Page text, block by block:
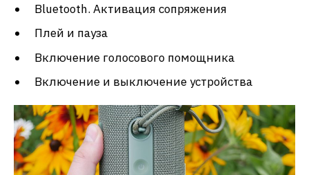
Bluetooth. Активация сопряжения
Плей и пауза
Включение голосового помощника
Включение и выключение устройства